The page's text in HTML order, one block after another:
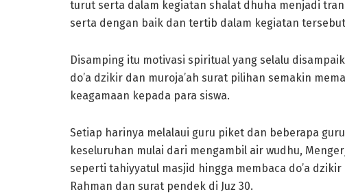
turut serta dalam kegiatan shalat dhuha menjadi
serta dengan baik dan tertib dalam kegiatan
Disamping itu motivasi spiritual yang selalu
do’a dzikir dan muroja’ah surat pilihan semakin
keagamaan kepada para siswa.
Setiap harinya melalaui guru piket dan beberapa
keseluruhan mulai dari mengambil air wudhu,
seperti tahiyyatul masjid hingga membaca do’a
Rahman dan surat pendek di Juz 30.